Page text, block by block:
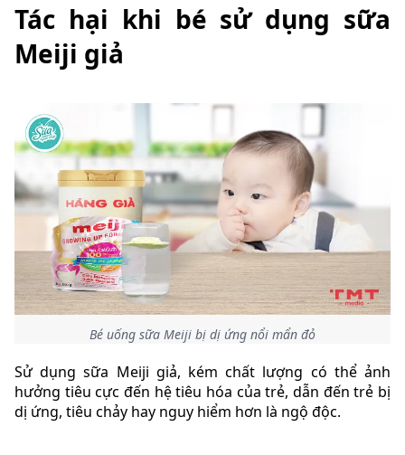
Tác hại khi bé sử dụng sữa
Meiji giả
Bé uống sữa Meiji bị dị ứng nổi mẩn đỏ
Sử dụng sữa Meiji giả, kém chất lượng có thể ảnh
hưởng tiêu cực đến hệ tiêu hóa của trẻ, dẫn đến trẻ bị
dị ứng, tiêu chảy hay nguy hiểm hơn là ngộ độc.